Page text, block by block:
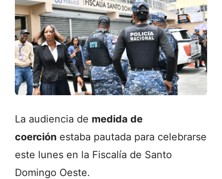
La audiencia de medida de
coerción estaba pautada para celebrarse
este lunes en la Fiscalía de Santo
Domingo Oeste.